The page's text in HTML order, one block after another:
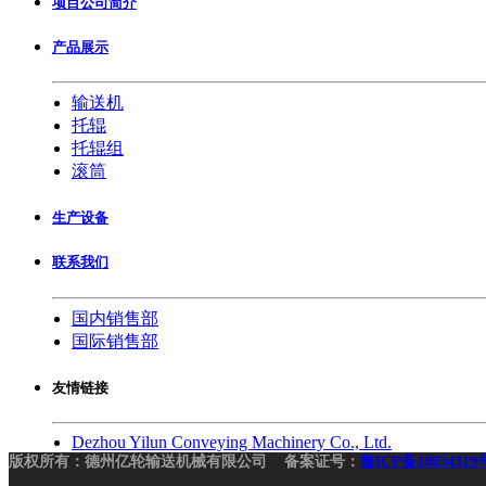
产品展示
输送机
托辊
托辊组
滚筒
生产设备
联系我们
国内销售部
国际销售部
友情链接
Dezhou Yilun Conveying Machinery Co., Ltd.
版权所有：德州亿轮输送机械有限公司 备案证号： 鲁ICP备10034319